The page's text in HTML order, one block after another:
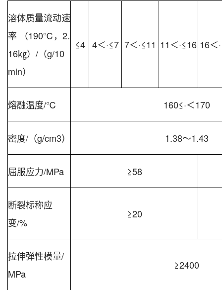
溶体质量流动速
率 （190℃，2.
16㎏）/（g/10
min）
≤4 4＜·≤7 7＜·≤11 11＜·≤16 16＜
熔融温度/℃ 160≤·＜170
密度/（g/cm3） 1.38～1.43
屈服应力/MPa ≥58
断裂标称应
变/%
≥20
拉伸弹性模量/
MPa
≥2400